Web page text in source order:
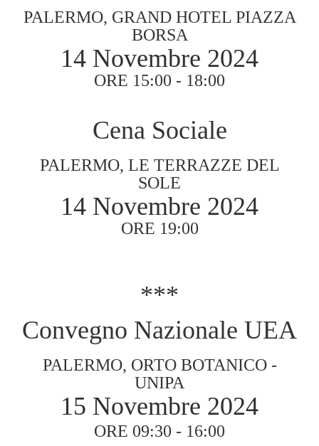
PALERMO, GRAND HOTEL PIAZZA
BORSA
14 Novembre 2024
ORE 15:00 - 18:00
Cena Sociale
PALERMO, LE TERRAZZE DEL
SOLE
14 Novembre 2024
ORE 19:00
***
Convegno Nazionale UEA
PALERMO, ORTO BOTANICO -
UNIPA
15 Novembre 2024
ORE 09:30 - 16:00